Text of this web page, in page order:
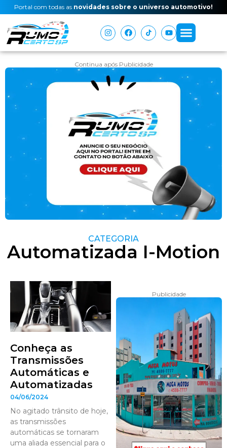
Portal com todas as novidades sobre o universo automotivo!
Continua após Publicidade
CATEGORIA
Automatizada I-Motion
Conheça as
Transmissões
Automáticas e
Automatizadas
04/06/2024
No agitado trânsito de hoje,
as transmissões
automáticas se tornaram
uma aliada essencial para o
Publicidade